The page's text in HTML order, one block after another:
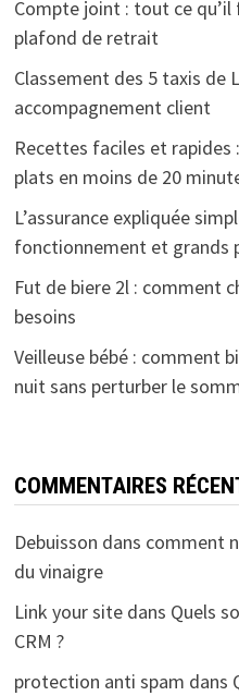
Compte joint : tout ce
plafond de retrait
Classement des 5 taxis de
accompagnement client
Recettes faciles et rapides
plats en moins de 20
L’assurance expliquée
fonctionnement et grands
Fut de biere 2l : comment
besoins
Veilleuse bébé : comment
nuit sans perturber le
COMMENTAIRES
Debuisson dans comment
du vinaigre
Link your sitedans Quels
CRM ?
protection anti spam dans